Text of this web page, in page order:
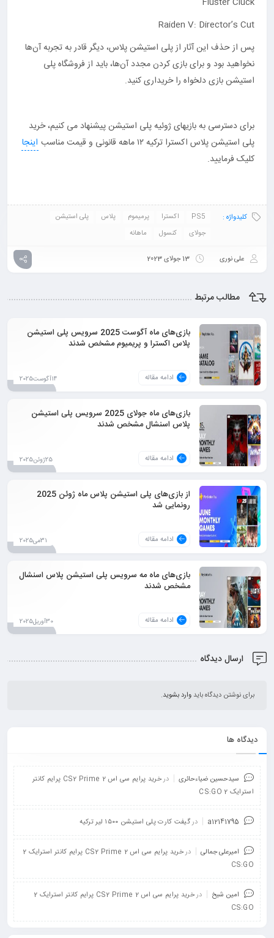
Raiden V: Director’s Cut
پس از حذف این آثار از پلی استیشن پلاس، دیگر قادر به تجربه آن‌ها
نخواهید بود و برای بازی کردن مجدد آن‌ها، باید از فروشگاه پلی
استیشن بازی دلخواه را خریداری کنید.
برای دسترسی به بازیهای ژوئیه پلی استیشن پیشنهاد می کنیم، خرید
پلی استیشن پلاس اکسترا ترکیه ۱۲ ماهه قانونی و قیمت مناسب
اینجا
کلیک فرمایید.
کلیدواژه : PS5 اکسترا پرمیموم پلاس
پلی استیشن
جولای
کنسول ماهانه
علی نوری 13 جولای 2023
مطالب مرتبط
بازی‌های ماه آگوست 2025 سرویس پلی استیشن
پلاس اکسترا و پریمیوم مشخص شدند
ادامه مقاله 14آگوست2025
بازی‌های ماه جولای 2025 سرویس پلی استیشن
پلاس اسنشال مشخص شدند
ادامه مقاله 25ژوئن2025
از بازی‌های پلی استیشن پلاس ماه ژوئن 2025
رونمایی شد
ادامه مقاله 31می2025
بازی‌های ماه مه سرویس پلی استیشن پلاس اسنشال
مشخص شدند
ادامه مقاله 30آوریل2025
ارسال دیدگاه
برای نوشتن دیدگاه باید وارد بشوید.
دیدگاه ها
سیدحسین ضیاءحائری در
خرید پرایم سی اس 2 CS2 Prime پرایم کانتر
استرایک 2 CS:GO
a12141795 درگیفت کارت پلی استیشن ۱۵۰۰ لیر ترکیه
امیرعلی جمالی در
خرید پرایم سی اس 2 CS2 Prime پرایم کانتر استرایک 2
CS:GO
امین شیخ در
خرید پرایم سی اس 2 CS2 Prime پرایم کانتر استرایک 2
CS:GO